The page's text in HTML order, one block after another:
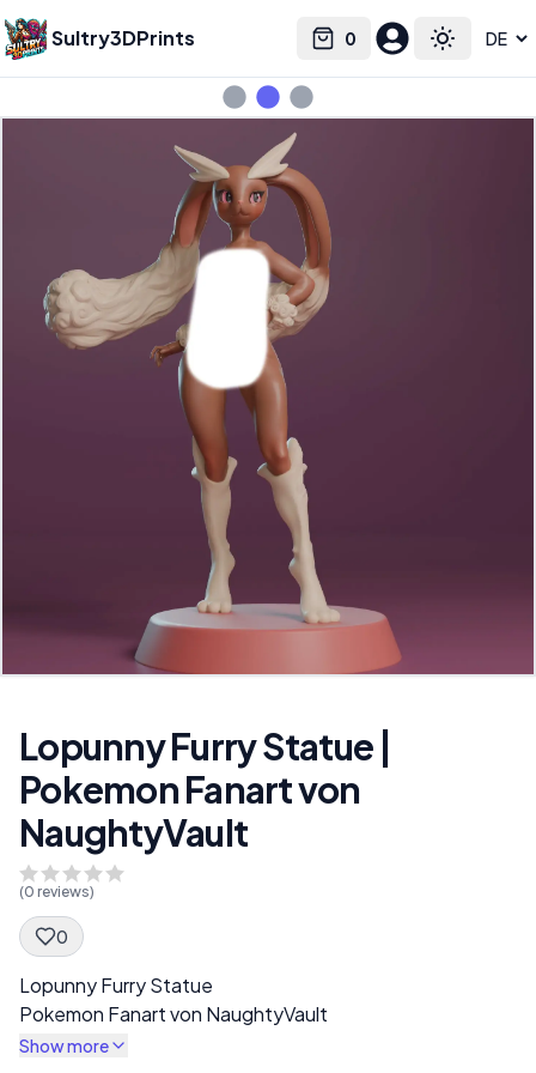
Sultry3DPrints 0
Cart Toggle
Select language
Lopunny Furry Statue |
Pokemon Fanart von
NaughtyVault
(0 reviews)
0
Spec Description
Lopunny Furry Statue
Pokemon Fanart von NaughtyVault
Show more